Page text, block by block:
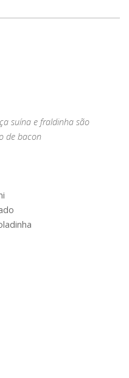
suína e fraldinha são
de bacon